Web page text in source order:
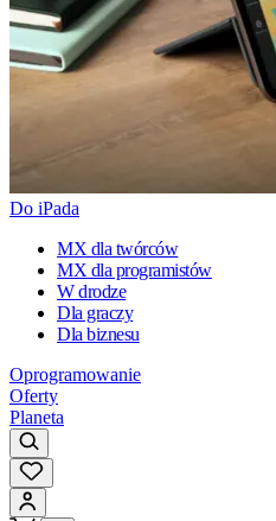
Do iPada
MX dla twórców
MX dla programistów
W drodze
Dla graczy
Dla biznesu
Oprogramowanie
Oferty
Planeta